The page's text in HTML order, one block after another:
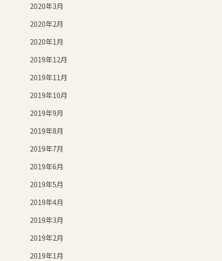
2020年3月
2020年2月
2020年1月
2019年12月
2019年11月
2019年10月
2019年9月
2019年8月
2019年7月
2019年6月
2019年5月
2019年4月
2019年3月
2019年2月
2019年1月